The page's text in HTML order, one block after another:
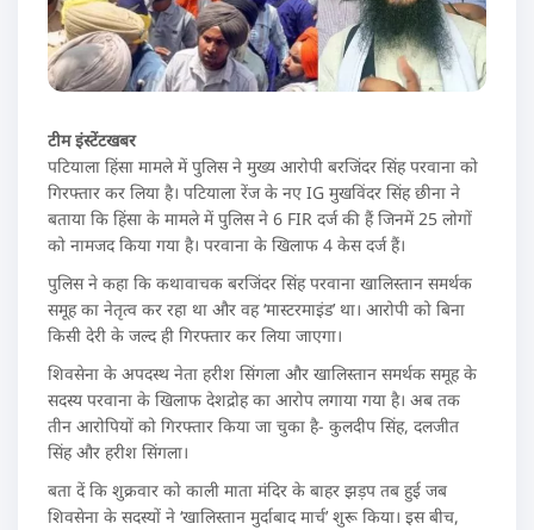
टीम इंस्टेंटखबर
पटियाला हिंसा मामले में पुलिस ने मुख्य आरोपी बरजिंदर सिंह परवाना को
गिरफ्तार कर लिया है। पटियाला रेंज के नए IG मुखविंदर सिंह छीना ने
बताया कि हिंसा के मामले में पुलिस ने 6 FIR दर्ज की हैं जिनमें 25 लोगों
को नामजद किया गया है। परवाना के खिलाफ 4 केस दर्ज हैं।
पुलिस ने कहा कि कथावाचक बरजिंदर सिंह परवाना खालिस्तान समर्थक
समूह का नेतृत्व कर रहा था और वह ‘मास्टरमाइंड’ था। आरोपी को बिना
किसी देरी के जल्द ही गिरफ्तार कर लिया जाएगा।
शिवसेना के अपदस्थ नेता हरीश सिंगला और खालिस्तान समर्थक समूह के
सदस्य परवाना के खिलाफ देशद्रोह का आरोप लगाया गया है। अब तक
तीन आरोपियों को गिरफ्तार किया जा चुका है- कुलदीप सिंह, दलजीत
सिंह और हरीश सिंगला।
बता दें कि शुक्रवार को काली माता मंदिर के बाहर झड़प तब हुई जब
शिवसेना के सदस्यों ने ‘खालिस्तान मुर्दाबाद मार्च’ शुरू किया। इस बीच,